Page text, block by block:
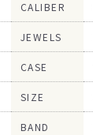
CALIBER
JEWELS
CASE
SIZE
BAND